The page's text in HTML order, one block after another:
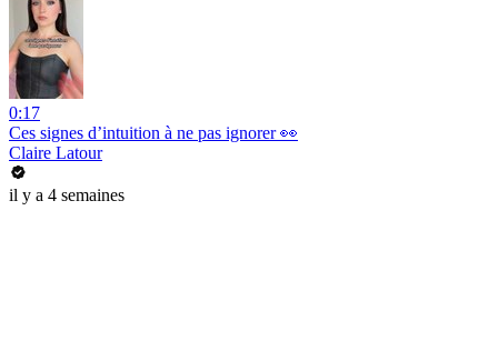
0:17
Ces signes d’intuition à ne pas ignorer 👀
Claire Latour
il y a 4 semaines